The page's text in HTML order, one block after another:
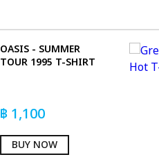
OASIS - SUMMER
TOUR 1995 T-SHIRT
฿ 1,100
BUY NOW